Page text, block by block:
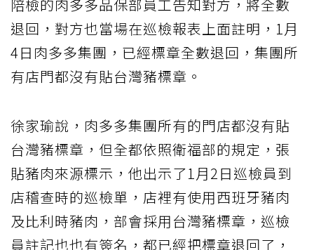
陪檢的肉多多品保部員工告知對方，將全數
退回，對方也當場在巡檢報表上面註明，1月
4日肉多多集團，已經標章全數退回，集團所
有店門都沒有貼台灣豬標章。
徐家瑜說，肉多多集團所有的門店都沒有貼
台灣豬標章，但全都依照衛福部的規定，張
貼豬肉來源標示，他出示了1月2日巡檢員到
店稽查時的巡檢單，店裡有使用西班牙豬肉
及比利時豬肉，部會採用台灣豬標章，巡檢
員註記也也有簽名，都已經把標章退回了，